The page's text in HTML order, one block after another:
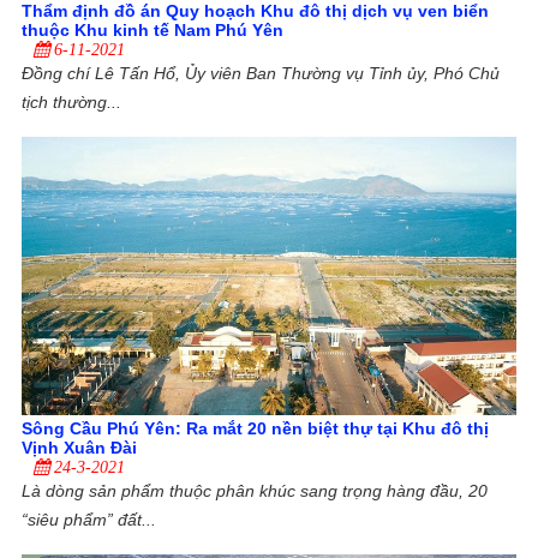
Thẩm định đồ án Quy hoạch Khu đô thị dịch vụ ven biển
thuộc Khu kinh tế Nam Phú Yên
6-11-2021
Đồng chí Lê Tấn Hổ, Ủy viên Ban Thường vụ Tỉnh ủy, Phó Chủ
tịch thường...
Sông Cầu Phú Yên: Ra mắt 20 nền biệt thự tại Khu đô thị
Vịnh Xuân Đài
24-3-2021
Là dòng sản phẩm thuộc phân khúc sang trọng hàng đầu, 20
“siêu phẩm” đất...